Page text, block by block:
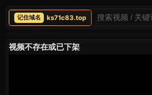
ks71c83.top
视频不存在或已下架